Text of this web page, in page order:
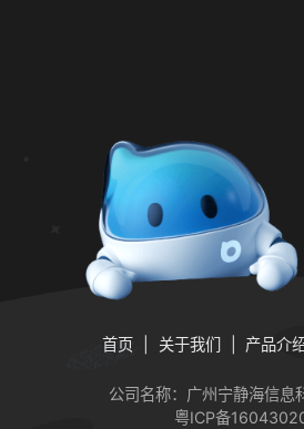
首页 关于我们 产品介
公司名称：广州宁静海信息
粤ICP备